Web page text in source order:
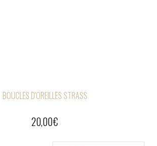
BOUCLES D'OREILLES STRASS
20,00€